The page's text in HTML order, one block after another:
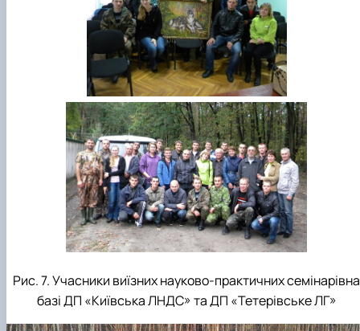
Рис. 7. Учасники виїзних науково-практичних семінарівна
базі ДП «Київська ЛНДС» та ДП «Тетерівське ЛГ»